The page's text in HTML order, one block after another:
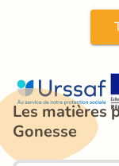
Les matières
Gonesse